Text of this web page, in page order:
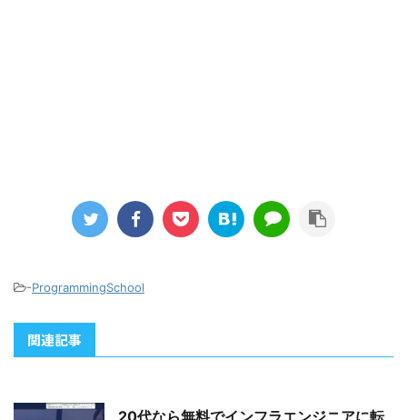
-ProgrammingSchool
関連記事
20代なら無料でインフラエンジニアに転